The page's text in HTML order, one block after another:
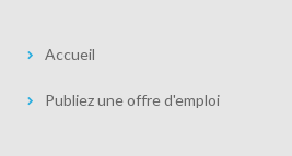
Accueil
Publiez une offre d'emploi